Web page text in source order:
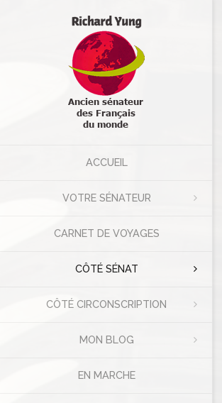
ACCUEIL
VOTRE SÉNATEUR
CARNET DE VOYAGES
CÔTÉ SÉNAT
CÔTÉ CIRCONSCRIPTION
MON BLOG
EN MARCHE